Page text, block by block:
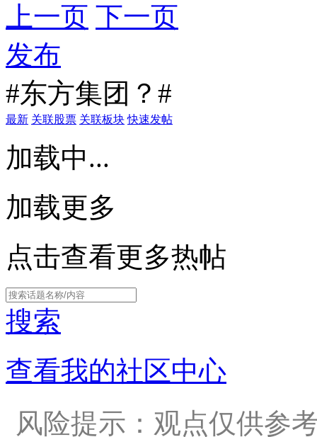
上一页 下一页
发布
#东方集团？#
最新 关联股票 关联板块 快速发帖
加载中...
加载更多
点击查看更多热帖
搜索
查看我的社区中心
风险提示：观点仅供参